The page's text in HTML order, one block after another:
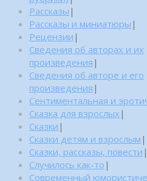
Рассказы |
Рассказы и миниатюры |
Рецензии |
Сведения об авторах и их
произведения |
Сведения об авторе и его
произведения |
Сентиментальная и
Сказка для взрослых |
Сказки |
Сказки детям и взрослым |
Сказки, рассказы, повести |
Случилось как-то |
Современный